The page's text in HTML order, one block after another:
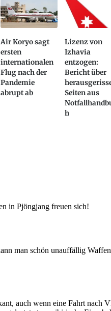
Air Koryo sagt
ersten
internationalen
Flug nach der
Pandemie
abrupt ab
Lizenz von
Izhavia
entzogen:
Bericht über
Seiten aus
h